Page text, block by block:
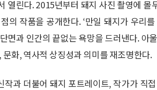
열린다. 2015년부터 돼지 사진 촬영에
의 작품을 공개한다. ‘만일 돼지가 우리
면과 인간의 끝없는 욕망을 드러낸다. 아
문화, 역사적 상징성과 의미를 재조명한다.
작과 더불어 돼지 포트레이트, 작가가 직